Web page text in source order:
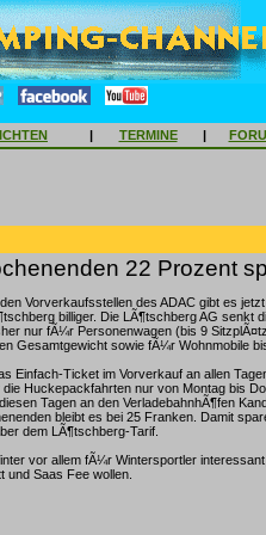
| TERMINE |
22 Prozent
Vorverkaufsstellen des ADAC gibt es
billiger. Die LÃ¶tschberg AG senkt
nur fÃ¼r Personenwagen (bis 9
Gesamtgewicht sowie fÃ¼r Wohnmobile
Einfach-Ticket im Vorverkauf an allen
Huckepackfahrten nur von Montag bis
Tagen an den VerladebahnhÃ¶fen
bleibt es bei 25 Franken. Damit
dem LÃ¶tschberg-Tarif.
vor allem fÃ¼r Wintersportler
und Saas Fee wollen.